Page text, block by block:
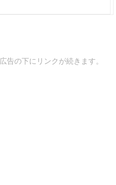
広告の下にリンクが続きます。